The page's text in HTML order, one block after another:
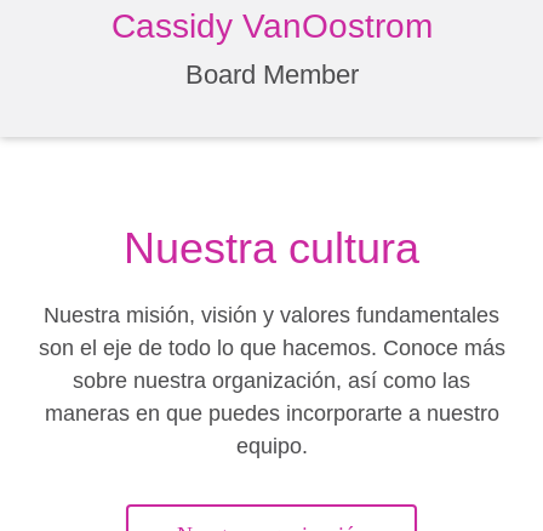
Cassidy VanOostrom
Board Member
Nuestra cultura
Nuestra misión, visión y valores fundamentales
son el eje de todo lo que hacemos. Conoce más
sobre nuestra organización, así como las
maneras en que puedes incorporarte a nuestro
equipo.